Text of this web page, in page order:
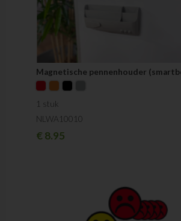
Magnetische pennenhouder
1 stuk
NLWA10010
€8.95